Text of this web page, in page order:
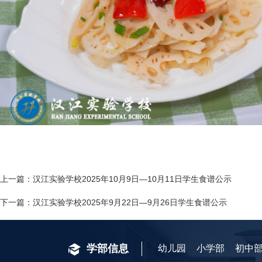
上一篇： ​汉江实验学校2025年10月9日—10月11日学生食谱公示
下一篇： ​汉江实验学校2025年9月22日—9月26日学生食谱公示
学部信息 幼儿园 小学部 初中